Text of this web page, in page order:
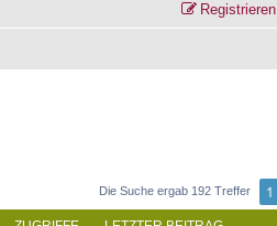
Registrieren
Die Suche ergab 192 Treffer 1